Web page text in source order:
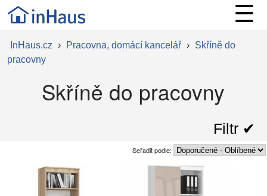
☰
InHaus.cz › Pracovna, domácí kancelář › Skříně do
pracovny
Skříně do pracovny
Filtr ✔︎
Seřadit podle: